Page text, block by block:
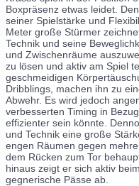
Boxpräsenz etwas leidet.
seiner Spielstärke und
Meter große Stürmer
Technik und seine
und Zwischenräume
zu lösen und aktiv am Spiel
geschmeidigen
Dribblings, machen ihn zu
Abwehr. Es wird jedoch
verbesserten Timing in
effizienter sein könnte.
und Technik eine große
engen Räumen gegen
dem Rücken zum Tor
hinaus zeigt er sich aktiv
gegnerische Pässe ab.